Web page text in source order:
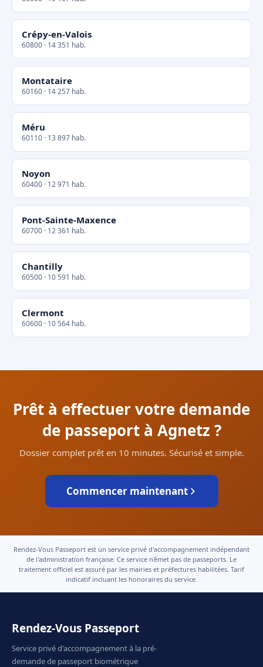
Crépy-en-Valois
60800 · 14 351 hab.
Montataire
60160 · 14 257 hab.
Méru
60110 · 13 897 hab.
Noyon
60400 · 12 971 hab.
Pont-Sainte-Maxence
60700 · 12 361 hab.
Chantilly
60500 · 10 591 hab.
Clermont
60600 · 10 564 hab.
Prêt à effectuer votre demande
de passeport à Agnetz ?
Dossier complet prêt en 10 minutes. Sécurisé et simple.
Commencer maintenant
Rendez-Vous Passeport est un service privé d'accompagnement indépendant
de l'administration française. Ce service n'émet pas de passeports. Le
traitement officiel est assuré par les mairies et préfectures habilitées. Tarif
indicatif incluant les honoraires du service.
Rendez-Vous Passeport
Service privé d'accompagnement à la pré-
demande de passeport biométrique